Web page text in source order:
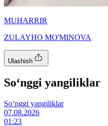
MUHARRIR
ZULAYHO MO'MINOVA
Ulashish
So‘nggi yangiliklar
So‘nggi yangiliklar
07.08.2026
01:23